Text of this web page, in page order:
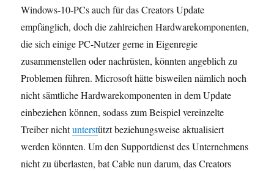
Windows-10-PCs auch für das Creators Update
empfänglich, doch die zahlreichen Hardwarekomponenten,
die sich einige PC-Nutzer gerne in Eigenregie
zusammenstellen oder nachrüsten, könnten angeblich zu
Problemen führen. Microsoft hätte bisweilen nämlich noch
nicht sämtliche Hardwarekomponenten in dem Update
einbeziehen können, sodass zum Beispiel vereinzelte
Treiber nichtunterstützt beziehungsweise aktualisiert
werden könnten. Um den Supportdienst des Unternehmens
nicht zu überlasten, bat Cable nun darum, das Creators